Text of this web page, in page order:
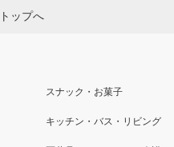
ップへ
スナック・お菓子
キッチン・バス・リビング